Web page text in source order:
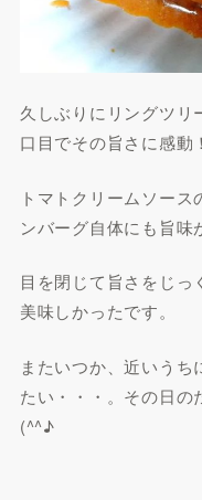
久しぶりにリングツリ
口目でその旨さに感動！
トマトクリームソー
ンバーグ自体にも旨味
目を閉じて旨さをじっ
美味しかったです。
またいつか、近いう
たい・・・。その日の
(^^♪